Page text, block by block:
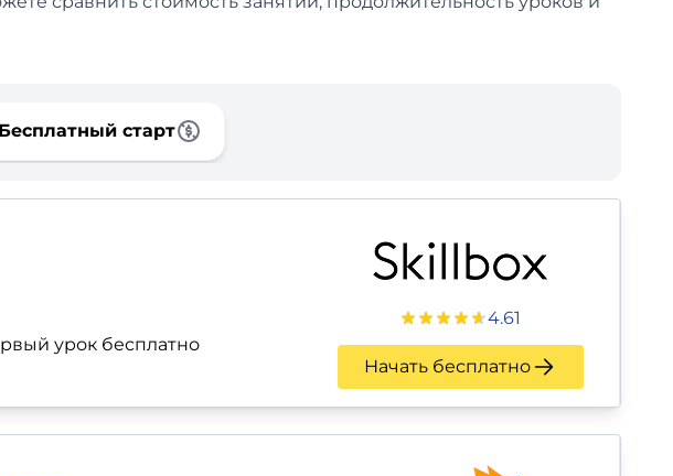
Бесплатный старт
урок бесплатно
4.61
Начать бесплатно